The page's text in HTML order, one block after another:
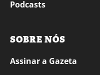
Podcasts
SOBRE NÓS
Assinar a Gazeta